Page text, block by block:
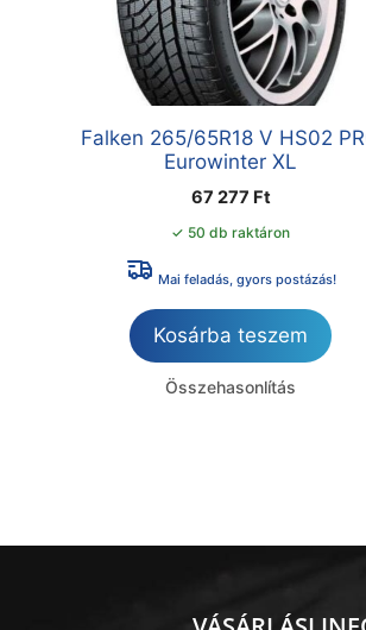
Falken 265/65R18 V HS02
Eurowinter XL
67 277 Ft
✓ 50 db raktáron
Mai feladás, gyors postázás!
Kosárba teszem
Összehasonlítás